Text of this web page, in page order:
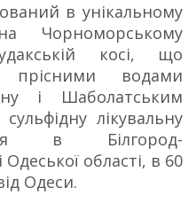
в унікальному
Чорноморському
косі, що
прісними водами
і Шаболатським
лікувальну
в Білгород-
області, в 60
Одеси.